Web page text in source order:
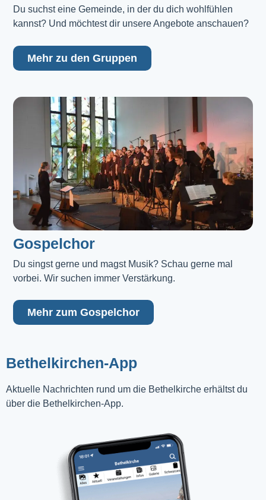
Du suchst eine Gemeinde, in der du dich wohlfühlen
kannst? Und möchtest dir unsere Angebote anschauen?
Mehr zu den Gruppen
Gospelchor
Du singst gerne und magst Musik? Schau gerne mal
vorbei. Wir suchen immer Verstärkung.
Mehr zum Gospelchor
Bethelkirchen-App
Aktuelle Nachrichten rund um die Bethelkirche erhältst du
über die Bethelkirchen-App.